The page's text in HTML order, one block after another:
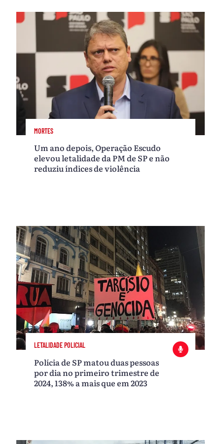
MORTES
Um ano depois, Operação Escudo
elevou letalidade da PM de SP e não
reduziu índices de violência
LETALIDADE POLICIAL
Polícia de SP matou duas pessoas
por dia no primeiro trimestre de
2024, 138% a mais que em 2023